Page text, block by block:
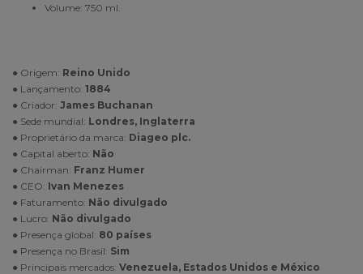
Volume: 750 ml.
● Origem: Reino Unido
● Lançamento: 1884
● Criador: James Buchanan
● Sede mundial: Londres, Inglaterra
● Proprietário da marca: Diageo plc.
● Capital aberto: Não
● Chairman: Franz Humer
● CEO: Ivan Menezes
● Faturamento: Não divulgado
● Lucro: Não divulgado
● Presença global: 80 países
● Presença no Brasil: Sim
● Principais mercados: Venezuela, Estados Unidos e México